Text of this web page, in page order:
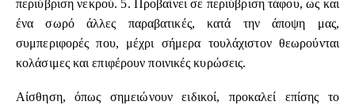
περιύβριση νεκρού. 5. Προβαίνει σε περιύβριση τάφου, ως και
ένα σωρό άλλες παραβατικές, κατά την άποψη μας,
συμπεριφορές που, μέχρι σήμερα τουλάχιστον θεωρούνται
κολάσιμες και επιφέρουν ποινικές κυρώσεις.
Αίσθηση, όπως σημειώνουν ειδικοί, προκαλεί επίσης το